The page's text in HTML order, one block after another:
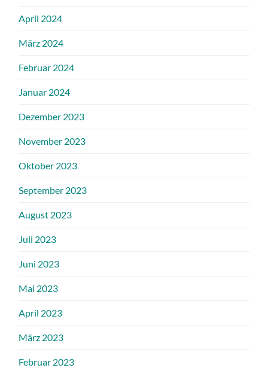
April 2024
März 2024
Februar 2024
Januar 2024
Dezember 2023
November 2023
Oktober 2023
September 2023
August 2023
Juli 2023
Juni 2023
Mai 2023
April 2023
März 2023
Februar 2023